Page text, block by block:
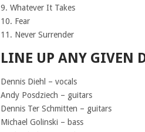
9. Whatever It Takes
10. Fear
11. Never Surrender
LINE UP ANY GIVEN
Dennis Diehl – vocals
Andy Posdziech – guitars
Dennis Ter Schmitten – guitars
Michael Golinski – bass